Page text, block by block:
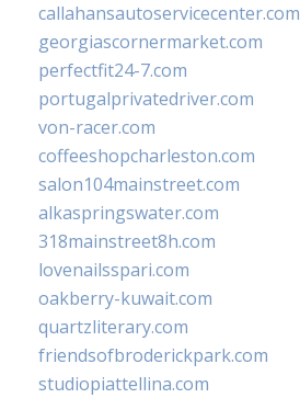
callahansautoservicecenter.com
georgiascornermarket.com
perfectfit24-7.com
portugalprivatedriver.com
von-racer.com
coffeeshopcharleston.com
salon104mainstreet.com
alkaspringswater.com
318mainstreet8h.com
lovenailsspari.com
oakberry-kuwait.com
quartzliterary.com
friendsofbroderickpark.com
studiopiattellina.com